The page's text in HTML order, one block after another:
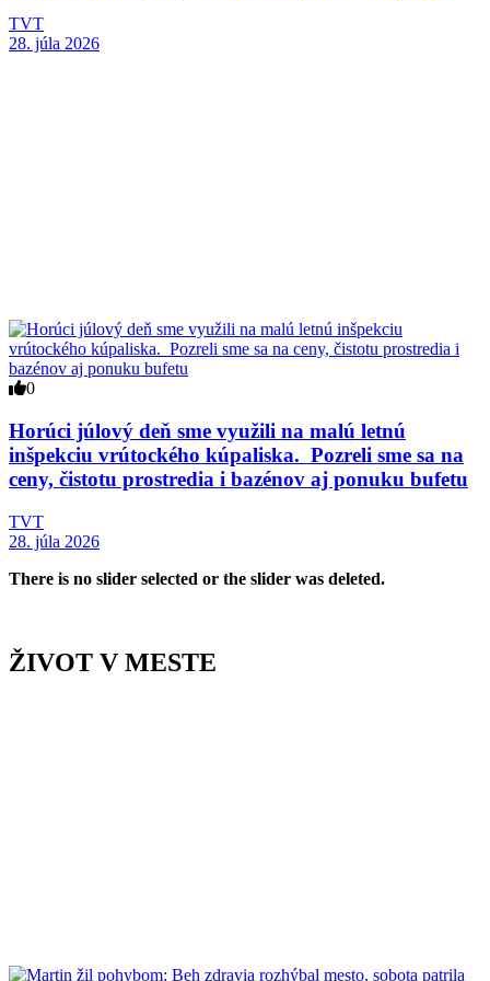
TVT
28. júla 2026
0
Horúci júlový deň sme využili na malú letnú
inšpekciu vrútockého kúpaliska. Pozreli sme sa na
ceny, čistotu prostredia i bazénov aj ponuku bufetu
TVT
28. júla 2026
There is no slider selected or the slider was deleted.
ŽIVOT V MESTE